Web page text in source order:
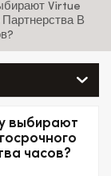
Virtue
В
выбирают
часов?